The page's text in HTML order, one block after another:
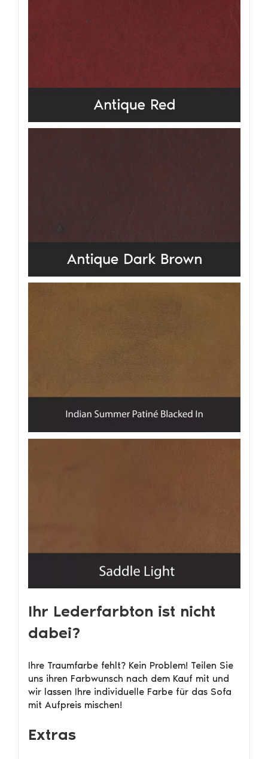
Ihr Lederfarbton ist nicht
dabei?
Ihre Traumfarbe fehlt? Kein Problem! Teilen Sie
uns ihren Farbwunsch nach dem Kauf mit und
wir lassen Ihre individuelle Farbe für das Sofa
mit Aufpreis mischen!
Extras